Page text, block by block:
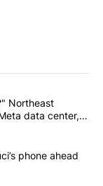
articles in the last
of El Paso?"
Northeast
data center,
obtains Fauci’s
phone ahead